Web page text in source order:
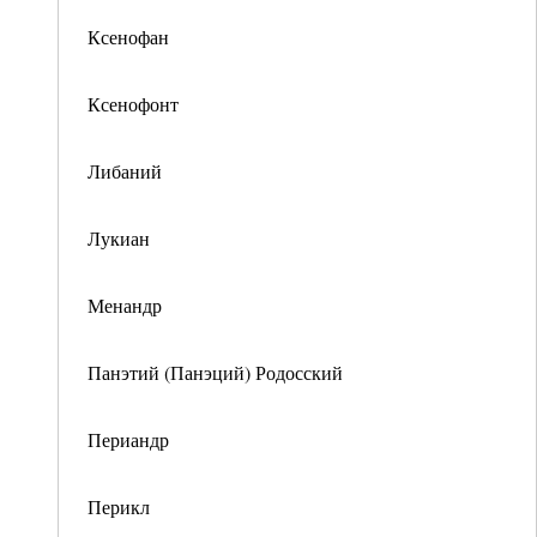
Ксенофан
Ксенофонт
Либаний
Лукиан
Менандр
Панэтий (Панэций) Родосский
Периандр
Перикл